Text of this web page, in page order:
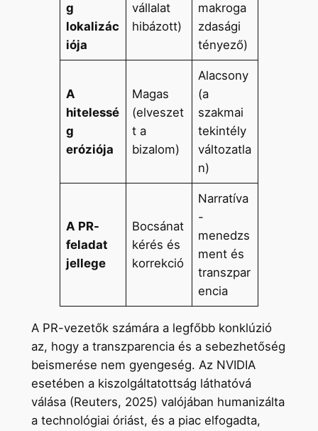
g
lokalizác
iója
vállalat
hibázott)
makroga
zdasági
tényező)
A
hitelessé
g
eróziója
Magas
(elveszet
t a
bizalom)
Alacsony
(a
szakmai
tekintély
változatla
n)
A PR-
feladat
jellege
Bocsánat
kérés és
korrekció
Narratíva
-
menedzs
ment és
transzpar
encia
A PR-vezetők számára a legfőbb konklúzió
az, hogy a transzparencia és a sebezhetőség
beismerése nem gyengeség. Az NVIDIA
esetében a kiszolgáltatottság láthatóvá
válása (Reuters, 2025) valójában humanizálta
a technológiai óriást, és a piac elfogadta,